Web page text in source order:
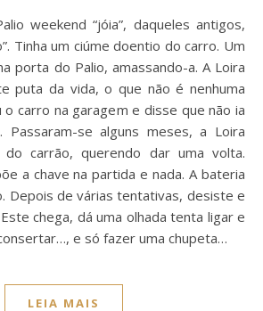
Tinha um ciúme doentio do carro. Um
porta do Palio, amassando-a. A Loira
puta da vida, o que não é nenhuma
o carro na garagem e disse que não ia
Passaram-se alguns meses, a Loira
do carrão, querendo dar uma volta.
a chave na partida e nada. A bateria
Depois de várias tentativas, desiste e
chega, dá uma olhada tenta ligar e
e só fazer uma chupeta…
LEIA MAIS